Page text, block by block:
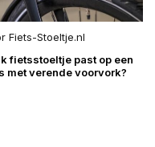
Fiets-Stoeltje.nl
fietsstoeltje past op een
met verende voorvork?